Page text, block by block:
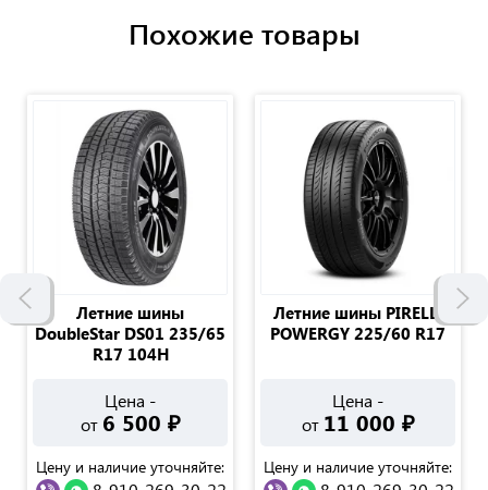
Похожие товары
Летние шины
DoubleStar DS01 235/65
R17 104H
Цена -
от 6 500 ₽
Цену и наличие уточняйте:
Летние шины PIRELLI
POWERGY 225/60 R17
Цена -
от 11 000 ₽
Цену и наличие уточняйте: